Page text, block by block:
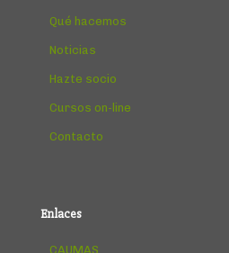
Qué hacemos
Noticias
Hazte socio
Cursos on-line
Contacto
Enlaces
CAUMAS